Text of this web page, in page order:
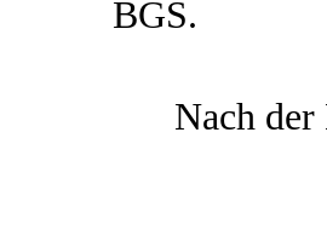
BGS.
Nach